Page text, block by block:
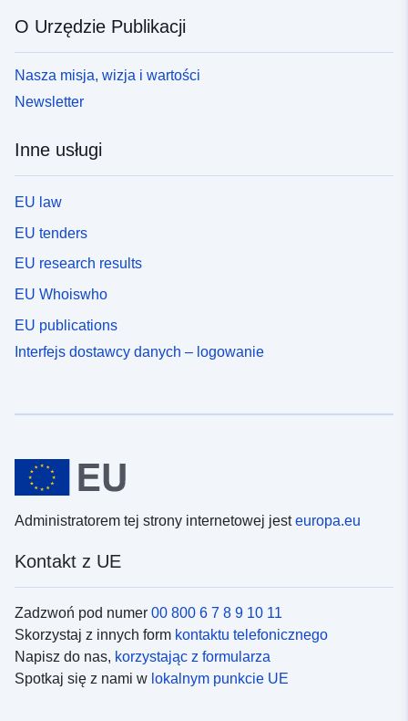
O Urzędzie Publikacji
Nasza misja, wizja i wartości
Newsletter
Inne usługi
EU law
EU tenders
EU research results
EU Whoiswho
EU publications
Interfejs dostawcy danych – logowanie
Administratorem tej strony internetowej jesteuropa.eu
Kontakt z UE
Zadzwoń pod numer 00 800 6 7 8 9 10 11
Skorzystaj z innych form kontaktu telefonicznego
Napisz do nas, korzystając z formularza
Spotkaj się z nami w lokalnym punkcie UE